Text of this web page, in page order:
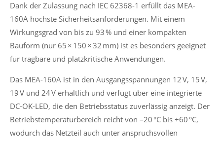
Dank der Zulassung nach IEC 62368-1 erfüllt das MEA-
160A höchste Sicherheitsanforderungen. Mit einem
Wirkungsgrad von bis zu 93 % und einer kompakten
Bauform (nur 65 × 150 × 32 mm) ist es besonders geeignet
für tragbare und platzkritische Anwendungen.
Das MEA-160A ist in den Ausgangsspannungen 12 V, 15 V,
19 V und 24 V erhältlich und verfügt über eine integrierte
DC-OK-LED, die den Betriebsstatus zuverlässig anzeigt. Der
Betriebstemperaturbereich reicht von –20 °C bis +60 °C,
wodurch das Netzteil auch unter anspruchsvollen